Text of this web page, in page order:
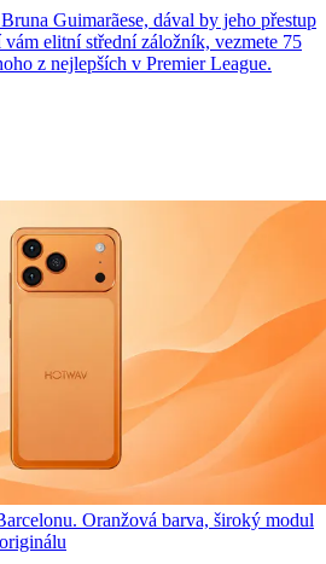
Guimarãese, dával by jeho přestup
elitní střední záložník, vezmete 75
z nejlepších v Premier League.
Oranžová barva, široký modul